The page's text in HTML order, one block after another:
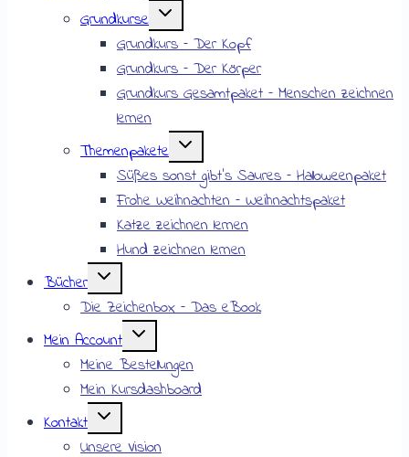
Grundkurse
Grundkurs – Der Kopf
Grundkurs – Der Körper
Grundkurs Gesamtpaket – Menschen zeichnen
lernen
Themenpakete
Süßes sonst gibt’s Saures – Halloweenpaket
Frohe Weihnachten – Weihnachtspaket
Katze zeichnen lernen
Hund zeichnen lernen
Bücher
Die Zeichenbox – Das eBook
Mein Account
Meine Bestellungen
Mein Kursdashboard
Kontakt
Unsere Vision